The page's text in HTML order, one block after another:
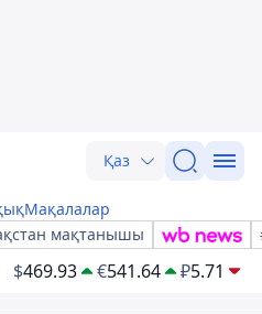
Қаз
Мақалалар
мақтанышы
$469.93 €541.64 ₽5.71